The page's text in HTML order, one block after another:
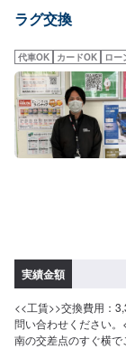
ラグ交換
代車OK カードOK ロー
実績金額
<<工賃>>交換費用：
問い合わせください
南の交差点のすぐ横